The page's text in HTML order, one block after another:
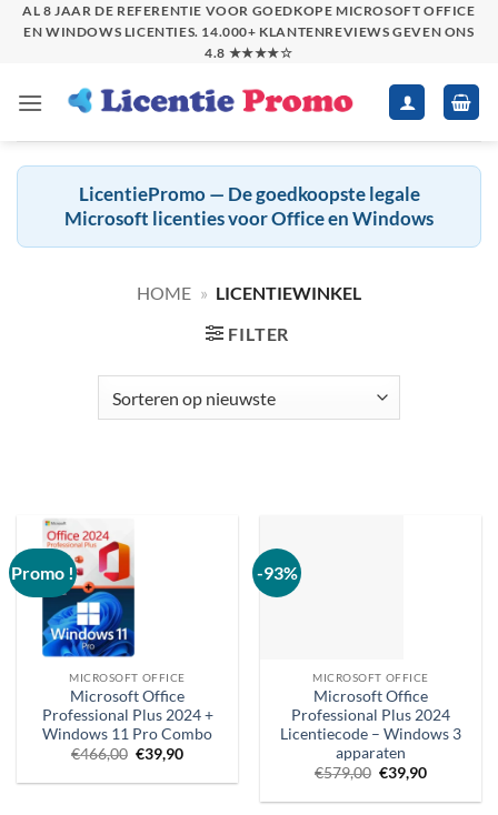
SkipAL 8 JAAR DE REFERENTIE VOOR GOEDKOPE MICROSOFT OFFICE
EN WINDOWS LICENTIES. 14.000+ KLANTENREVIEWS GEVEN ONS
4.8 ★★★★☆
LicentiePromo — De goedkoopste legale
Microsoft licenties voor Office en Windows
HOME » LICENTIEWINKEL
FILTER
Promo !
MICROSOFT OFFICE
Microsoft Office
Professional Plus 2024 +
Windows 11 Pro Combo
€466,00 Oorspronkelijke
prijs
was:
€39,90Huidige
is:
-93%
MICROSOFT OFFICE
Microsoft Office
Professional Plus 2024
Licentiecode – Windows 3
apparaten
€579,00 Oorspronkelijke
prijs
was:
€39,90Huidige
is: